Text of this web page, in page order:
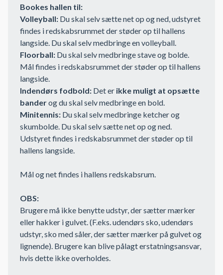
Bookes hallen til:
Volleyball: Du skal selv sætte net op og ned, udstyret
findes i redskabsrummet der støder op til hallens
langside. Du skal selv medbringe en volleyball.
Floorball: Du skal selv medbringe stave og bolde.
Mål findes i redskabsrummet der støder op til hallens
langside.
Indendørs fodbold: Det er ikke muligt at opsætte
banderog du skal selv medbringe en bold.
Minitennis: Du skal selv medbringe ketcher og
skumbolde. Du skal selv sætte net op og ned.
Udstyret findes i redskabsrummet der støder op til
hallens langside.
Mål og net findes i hallens redskabsrum.
OBS:
Brugere må ikke benytte udstyr, der sætter mærker
eller hakker i gulvet. (F.eks. udendørs sko, udendørs
udstyr, sko med såler, der sætter mærker på gulvet og
lignende). Brugere kan blive pålagt erstatningsansvar,
hvis dette ikke overholdes.